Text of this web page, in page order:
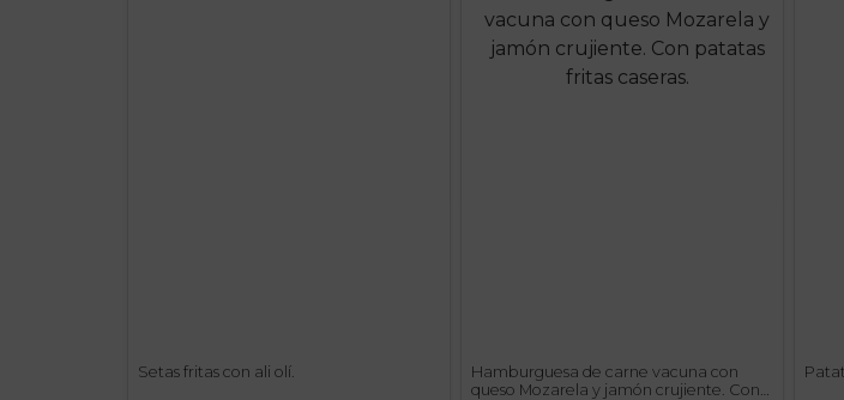
Setas fritas con ali olí.
Hamburguesa de carne vacuna con
queso Mozarela y jamón crujiente. Con